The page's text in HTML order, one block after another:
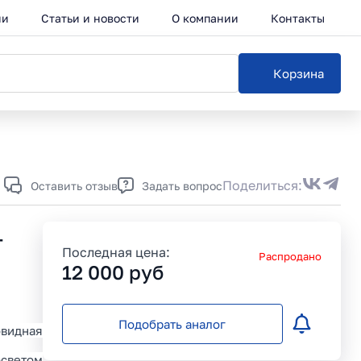
Статьи и новости О компании Контакты
Корзина
Оставить отзыв Задать вопросПоделиться:
Последная цена:
12 000 руб
Распродано
Подобрать аналог